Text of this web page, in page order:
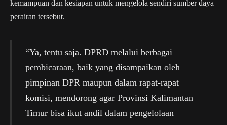
kemampuan dan kesiapan untuk mengelola sendiri sumber daya
perairan tersebut.
“Ya, tentu saja. DPRD melalui berbagai
pembicaraan, baik yang disampaikan oleh
pimpinan DPR maupun dalam rapat-rapat
komisi, mendorong agar Provinsi Kalimantan
Timur bisa ikut andil dalam pengelolaan